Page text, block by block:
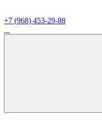
+7 (968) 453-29-88